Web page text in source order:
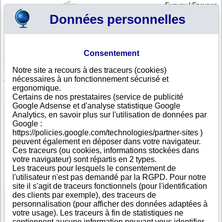
English|Français
Votre panier est vide
Andorre > Toutes villes >ANDORRA LA VELLA
TIP DISTRIBUCIO, S.L., ANDORRA LA VELLA
FICHE ENTREPRISE
Dénomination TIP DISTRIBUCIO, S.L.
Adresse
C. DE LA PLANA, 6
Ville
ANDORRA LA VELLA
Pays
Andorre
Type
d'adresse
Adresse unique
Téléphone
+376 72----
DUNS®
Number
37-------
Voir les informations disponibles
Données personnelles
Consentement
Notre site a recours à des traceurs (cookies)
nécessaires à un fonctionnement sécurisé et
ergonomique.
Certains de nos prestataires (service de publicité
Google Adsense et d'analyse statistique Google
Analytics, en savoir plus sur l'utilisation de données par
Google :
https://policies.google.com/technologies/partner-sites )
peuvent également en déposer dans votre navigateur.
Ces traceurs (ou cookies, informations stockées dans
votre navigateur) sont répartis en 2 types.
Les traceurs pour lesquels le consentement de
l'utilisateur n'est pas demandé par la RGPD. Pour notre
site il s'agit de traceurs fonctionnels (pour l'identification
des clients par exemple), des traceurs de
personnalisation (pour afficher des données adaptées à
votre usage). Les traceurs à fin de statistiques ne